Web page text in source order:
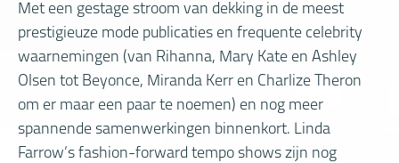
Met een gestage stroom van dekking in de meest
prestigieuze mode publicaties en frequente celebrity
waarnemingen (van Rihanna, Mary Kate en Ashley
Olsen tot Beyonce, Miranda Kerr en Charlize Theron
om er maar een paar te noemen) en nog meer
spannende samenwerkingen binnenkort. Linda
Farrow’s fashion-forward tempo shows zijn nog